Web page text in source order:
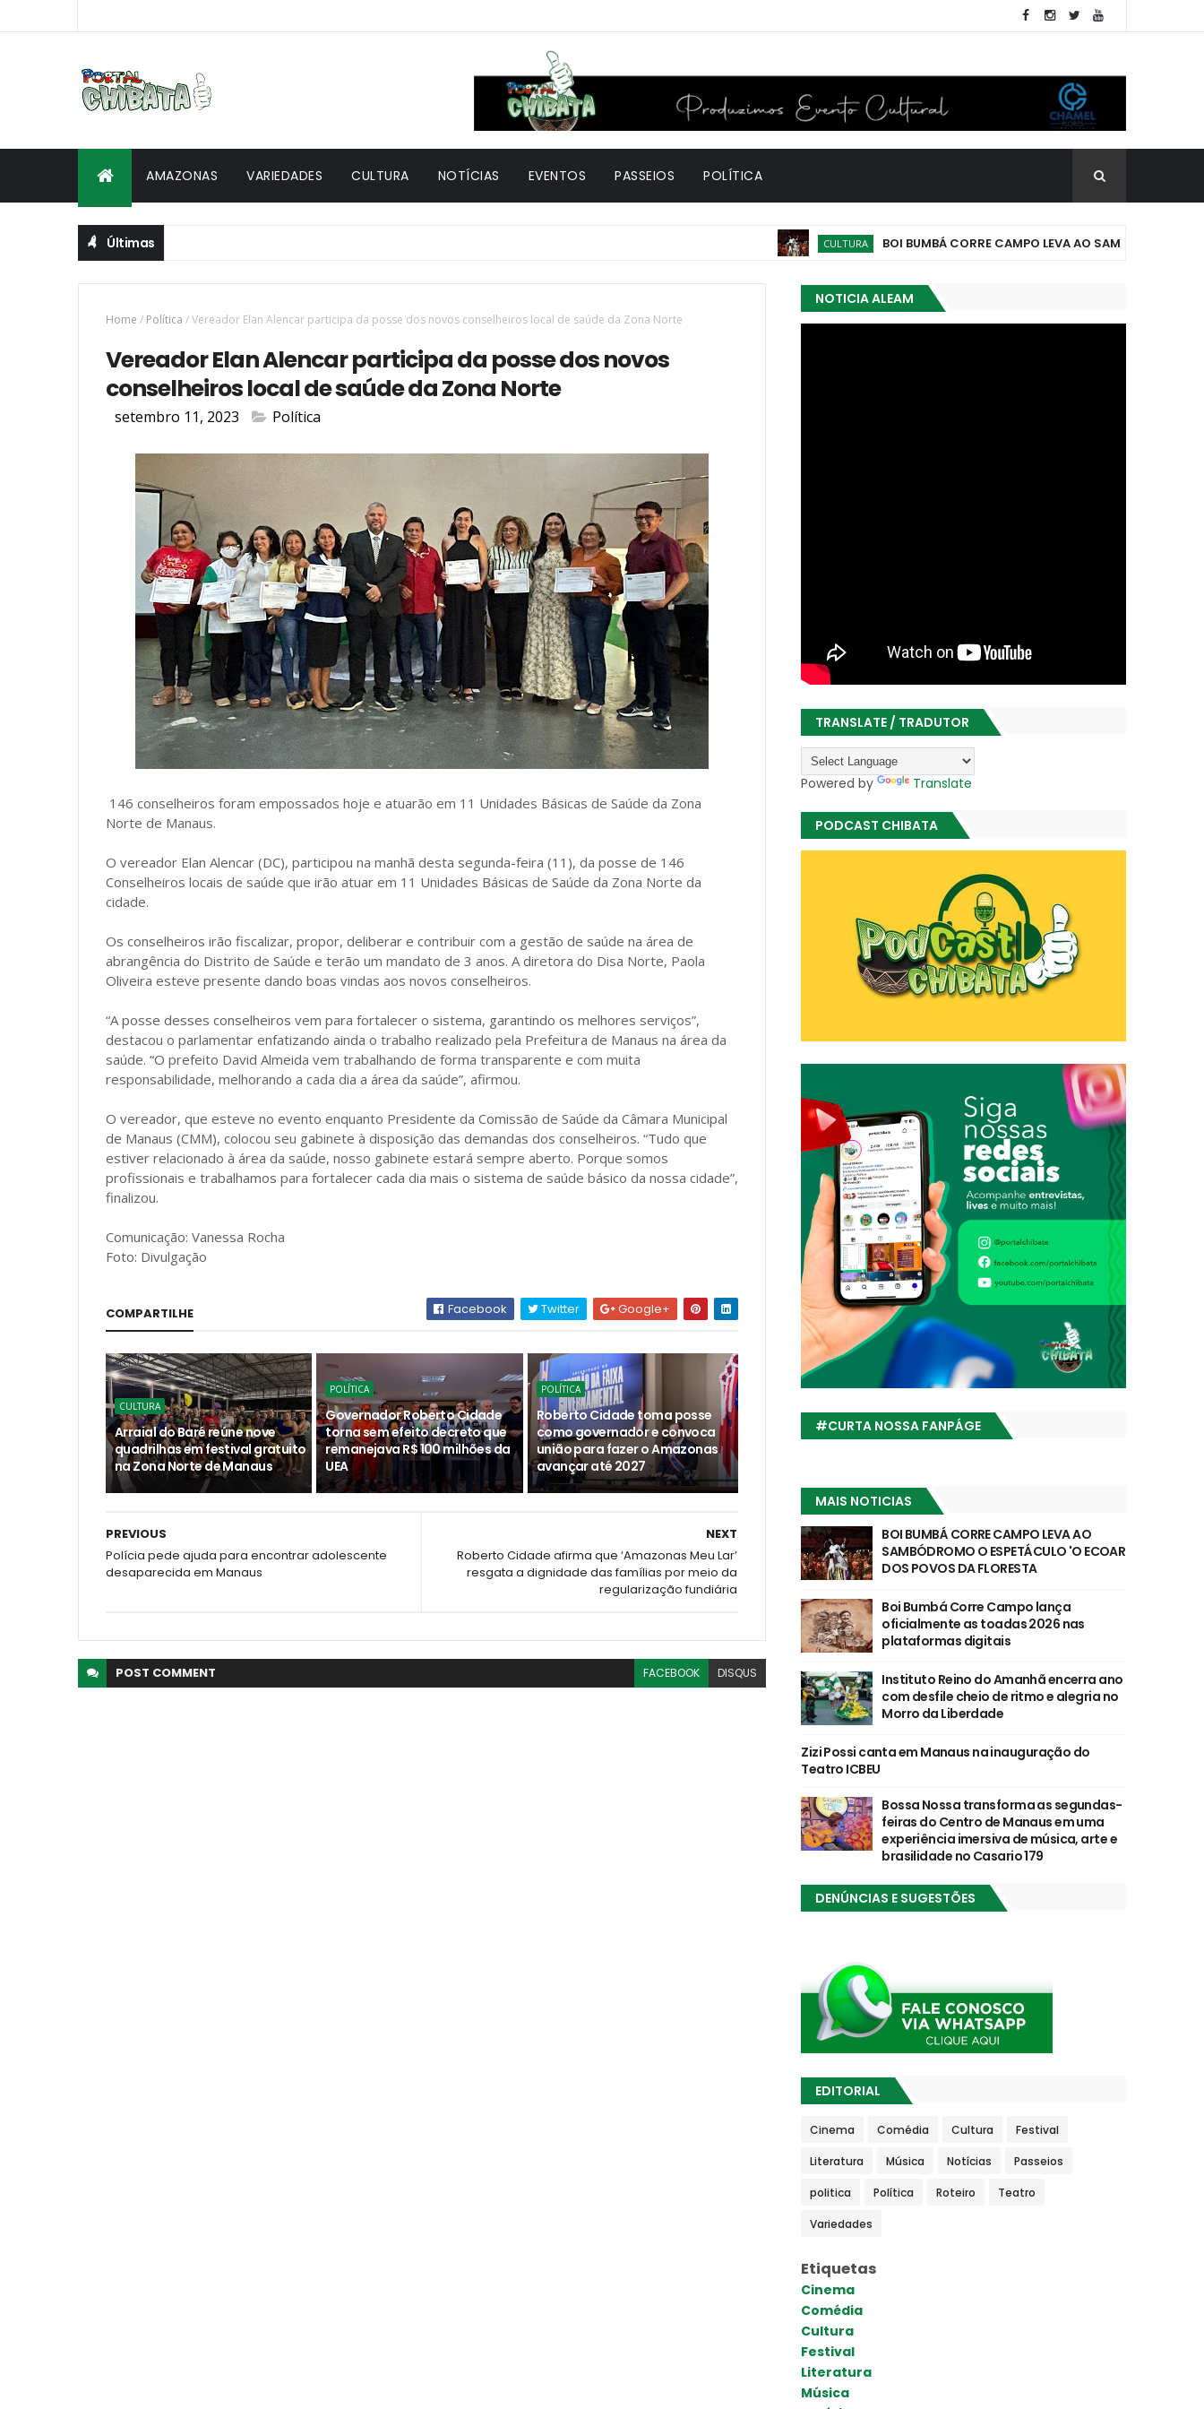
AMAZONAS VARIEDADES CULTURA NOTÍCIAS EVENTOS PASSEIOS POLÍTICA
Últimas CULTURA BOI BUMBÁ CORRE CAMPO LEVA AO SAMBÓDROMO O
Home / Política /Vereador Elan Alencar participa da posse dos novos conselheiros local de saúde da Zona Norte
Vereador Elan Alencar participa da posse dos novos
conselheiros local de saúde da Zona Norte
setembro 11, 2023 Política
146 conselheiros foram empossados hoje e atuarão em 11 Unidades Básicas de Saúde da Zona
Norte de Manaus.
O vereador Elan Alencar (DC), participou na manhã desta segunda-feira (11), da posse de 146
Conselheiros locais de saúde que irão atuar em 11 Unidades Básicas de Saúde da Zona Norte da
cidade.
Os conselheiros irão fiscalizar, propor, deliberar e contribuir com a gestão de saúde na área de
abrangência do Distrito de Saúde e terão um mandato de 3 anos. A diretora do Disa Norte, Paola
Oliveira esteve presente dando boas vindas aos novos conselheiros.
“A posse desses conselheiros vem para fortalecer o sistema, garantindo os melhores serviços”,
destacou o parlamentar enfatizando ainda o trabalho realizado pela Prefeitura de Manaus na área da
saúde. “O prefeito David Almeida vem trabalhando de forma transparente e com muita
responsabilidade, melhorando a cada dia a área da saúde”, afirmou.
O vereador, que esteve no evento enquanto Presidente da Comissão de Saúde da Câmara Municipal
de Manaus (CMM), colocou seu gabinete à disposição das demandas dos conselheiros. “Tudo que
estiver relacionado à área da saúde, nosso gabinete estará sempre aberto. Porque somos
profissionais e trabalhamos para fortalecer cada dia mais o sistema de saúde básico da nossa cidade”,
finalizou.
Comunicação: Vanessa Rocha
Foto: Divulgação
COMPARTILHE Facebook Twitter Google+
CULTURA
Arraial do Baré reúne nove
quadrilhas em festival gratuito
na Zona Norte de Manaus
POLÍTICA
Governador Roberto Cidade
torna sem efeito decreto que
remanejava R$ 100 milhões da
UEA
POLÍTICA
Roberto Cidade toma posse
como governador e convoca
união para fazer o Amazonas
avançar até 2027
NEXT
Roberto Cidade afirma que ‘Amazonas Meu Lar’
resgata a dignidade das famílias por meio da
regularização fundiária
PREVIOUS
Polícia pede ajuda para encontrar adolescente
desaparecida em Manaus
POST COMMENT FACEBOOK DISQUS
NOTICIA ALEAM
TRANSLATE / TRADUTOR
Powered by Translate
PODCAST CHIBATA
#CURTA NOSSA FANPÁGE
MAIS NOTICIAS
BOI BUMBÁ CORRE CAMPO LEVA AO
SAMBÓDROMO O ESPETÁCULO 'O ECOAR
DOS POVOS DA FLORESTA
Boi Bumbá Corre Campo lança
oficialmente as toadas 2026 nas
plataformas digitais
Instituto Reino do Amanhã encerra ano
com desfile cheio de ritmo e alegria no
Morro da Liberdade
Zizi Possi canta em Manaus na inauguração do
Teatro ICBEU
Bossa Nossa transforma as segundas-
feiras do Centro de Manaus em uma
experiência imersiva de música, arte e
brasilidade no Casario 179
DENÚNCIAS E SUGESTÕES
EDITORIAL
Cinema Comédia Cultura Festival
Literatura Música Notícias Passeios
politica Política Roteiro Teatro
Variedades
Etiquetas
Cinema
Comédia
Cultura
Festival
Literatura
Música